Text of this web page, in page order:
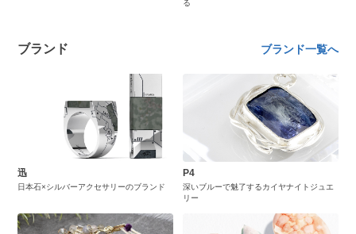
る
ブランド ブランド一覧へ
迅
日本石×シルバーアクセサリーのブランド
P4
深いブルーで魅了するカイヤナイトジュエ
リー